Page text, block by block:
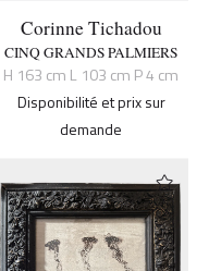
Corinne Tichadou
CINQ GRANDS PALMIERS
H 163 cm L 103 cm P 4 cm
Disponibilité et prix sur
demande